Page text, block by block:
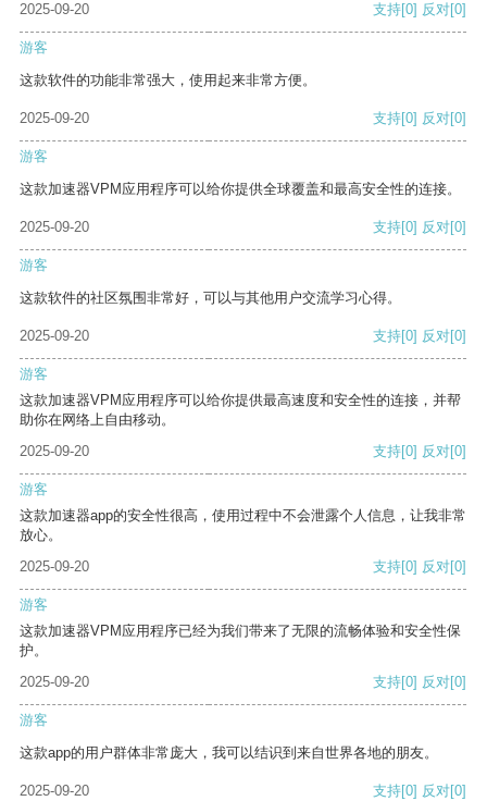
2025-09-20 支持[0] 反对[0]
游客
这款软件的功能非常强大，使用起来非常方便。
2025-09-20 支持[0] 反对[0]
游客
这款加速器VPM应用程序可以给你提供全球覆盖和最高安全性的连接。
2025-09-20 支持[0] 反对[0]
游客
这款软件的社区氛围非常好，可以与其他用户交流学习心得。
2025-09-20 支持[0] 反对[0]
游客
这款加速器VPM应用程序可以给你提供最高速度和安全性的连接，并帮
助你在网络上自由移动。
2025-09-20
支持[0] 反对[0]
游客
这款加速器app的安全性很高，使用过程中不会泄露个人信息，让我非常
放心。
2025-09-20
支持[0] 反对[0]
游客
这款加速器VPM应用程序已经为我们带来了无限的流畅体验和安全性保
护。
2025-09-20
支持[0] 反对[0]
游客
这款app的用户群体非常庞大，我可以结识到来自世界各地的朋友。
2025-09-20 支持[0] 反对[0]